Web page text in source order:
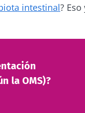
intestinal?
la OMS)?